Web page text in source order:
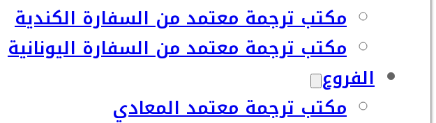
مكتب ترجمة معتمد من السفارة الكندية
مكتب ترجمة معتمد من السفارة اليونانية
الفروع
مكتب ترجمة معتمد المعادي